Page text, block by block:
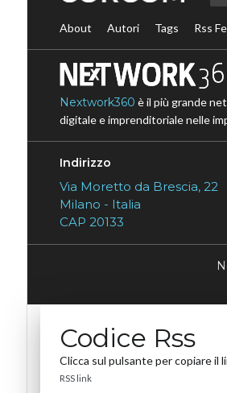
About Autori Tags Rss
Nextwork360 è il più grande
digitale e imprenditoriale nelle
Indirizzo
Via Moretto da Brescia, 22
Milano - Italia
CAP 20133
Codice Rss
Clicca sul pulsante per copiare il
RSS link